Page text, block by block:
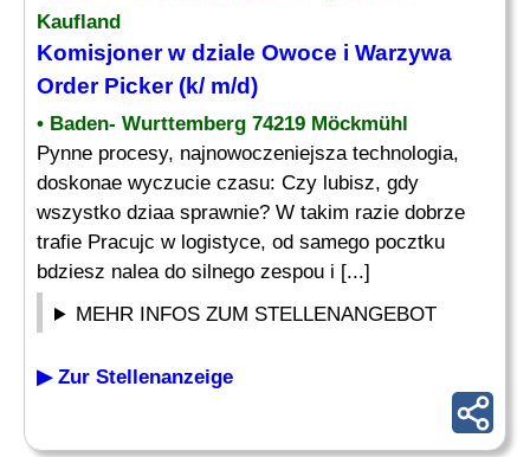
Kaufland
Komisjoner w dziale Owoce i Warzywa
Order Picker(k/ m/d)
• Baden- Wurttemberg 74219 Möckmühl
Pynne procesy, najnowoczeniejsza technologia,
doskonae wyczucie czasu: Czy lubisz, gdy
wszystko dziaa sprawnie? W takim razie dobrze
trafie Pracujc w logistyce, od samego pocztku
bdziesz nalea do silnego zespou i [...]
MEHR INFOS ZUM STELLENANGEBOT
▶ Zur Stellenanzeige